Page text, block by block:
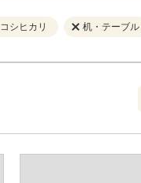
コシヒカリ 机・テーブル